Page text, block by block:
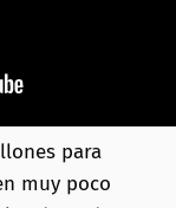
para
muy poco